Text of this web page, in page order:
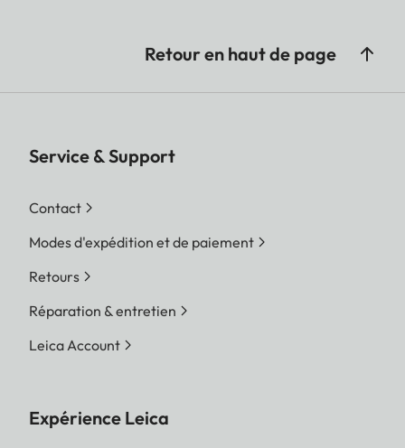
Retour en haut de page
Service & Support
Contact
Modes d'expédition et de paiement
Retours
Réparation & entretien
Leica Account
Expérience Leica